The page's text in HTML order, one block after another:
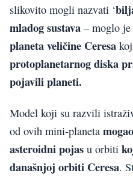
slikovito mogli nazvati ‘
mladog sustava – moglo je
planeta veličine Ceresa
protoplanetarnog diska
pojavili planeti.
Model koji su razvili
od ovih mini-planeta
asteroidni pojas u orbiti
današnjoj orbiti Ceresa.